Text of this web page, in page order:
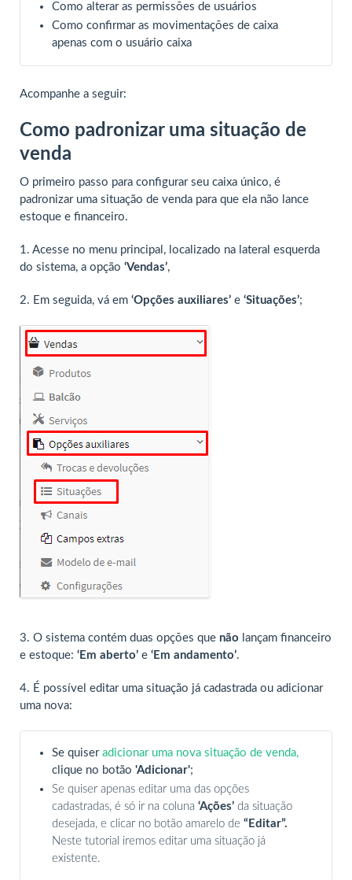
Como alterar as permissões de usuários
Como confirmar as movimentações de caixa
apenas com o usuário caixa
Acompanhe a seguir:
Como padronizar uma situação de
venda
O primeiro passo para configurar seu caixa único, é
padronizar uma situação de venda para que ela não lance
estoque e financeiro.
1. Acesse no menu principal, localizado na lateral esquerda
do sistema, a opção ‘Vendas’,
2. Em seguida, vá em ‘Opções auxiliares’ e ‘Situações’;
3. O sistema contém duas opções que não lançam financeiro
e estoque: ‘Em aberto’ e ‘Em andamento’.
4. É possível editar uma situação já cadastrada ou adicionar
uma nova:
Se quiser adicionar uma nova situação de venda,
clique no botão 'Adicionar';
Se quiser apenas editar uma das opções
cadastradas, é só ir na coluna ‘Ações’ da situação
desejada, e clicar no botão amarelo de “Editar”.
Neste tutorial iremos editar uma situação já
existente.